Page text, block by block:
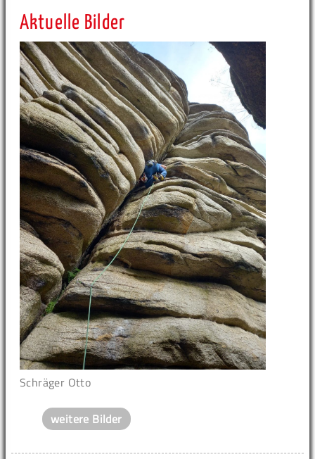
Aktuelle Bilder
Schräger Otto
weitere Bilder